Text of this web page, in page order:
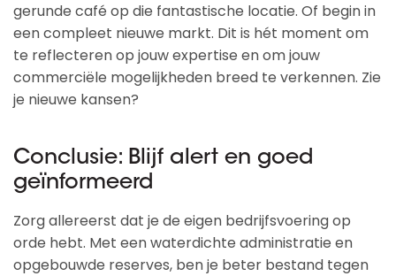
gerunde café op die fantastische locatie. Of begin in
een compleet nieuwe markt. Dit is hét moment om
te reflecteren op jouw expertise en om jouw
commerciële mogelijkheden breed te verkennen. Zie
je nieuwe kansen?
Conclusie: Blijf alert en goed
geïnformeerd
Zorg allereerst dat je de eigen bedrijfsvoering op
orde hebt. Met een waterdichte administratie en
opgebouwde reserves, ben je beter bestand tegen